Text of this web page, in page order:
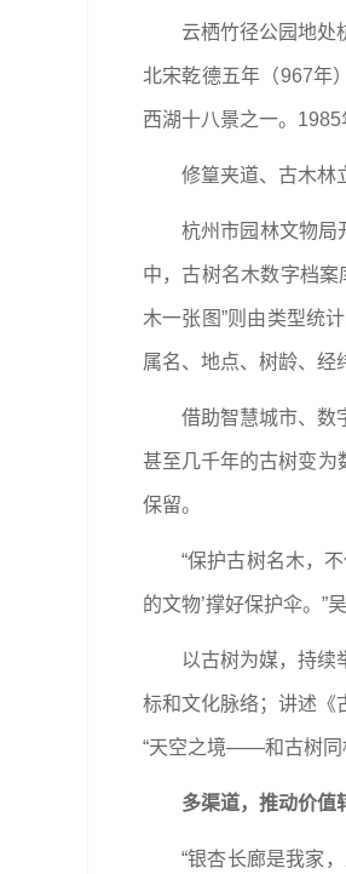
云栖竹径公园地处
北宋乾德五年（967年
西湖十八景之一。1985
修篁夹道、古木林
杭州市园林文物局
中，古树名木数字档
木一张图”则由类型统
属名、地点、树龄、经
借助智慧城市、数
甚至几千年的古树变为
保留。
“保护古树名木，
的文物’撑好保护伞。”
以古树为媒，持续
标和文化脉络；讲述《
“天空之境——和古树同
多渠道，推动价值
“银杏长廊是我家